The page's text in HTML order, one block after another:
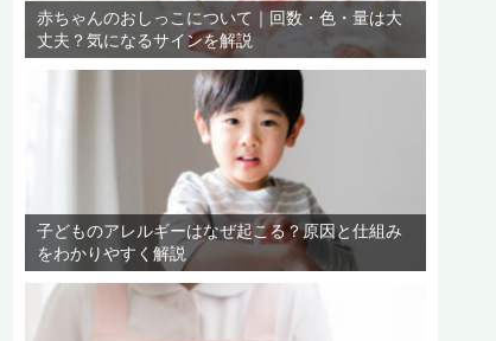
赤ちゃんのおしっこについて｜回数・色・量は大
丈夫？気になるサインを解説
子どものアレルギーはなぜ起こる？原因と仕組み
をわかりやすく解説